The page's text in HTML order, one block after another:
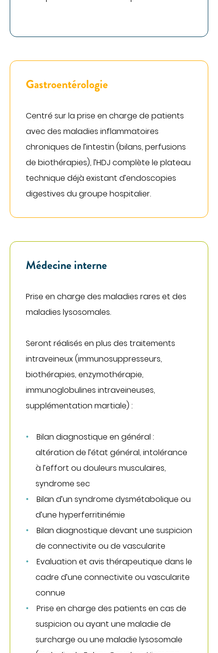
DÉCOUVREZ NOS CLASSEMENTS D'EXCELLENCE
Endométriose
Incontinence et prolapsus
Obésité
SOINS PAR ZONE DU CORPS
Appareil digestif
Appareil urinaire
Gynécologie
Os & articulations
Gastroentérologie
Centré sur la prise en charge de patients
avec des maladies inflammatoires
chroniques de l’intestin (bilans, perfusions
de biothérapies), l’HDJ complète le plateau
technique déjà existant d’endoscopies
digestives du groupe hospitalier.
Médecine interne
Prise en charge des maladies rares et des
maladies lysosomales.
Seront réalisés en plus des traitements
intraveineux (immunosuppresseurs,
biothérapies, enzymothérapie,
immunoglobulines intraveineuses,
supplémentation martiale) :
Bilan diagnostique en général :
altération de l’état général, intolérance
à l’effort ou douleurs musculaires,
syndrome sec
Bilan d’un syndrome dysmétabolique ou
d’une hyperferritinémie
Bilan diagnostique devant une suspicion
de connectivite ou de vascularite
Evaluation et avis thérapeutique dans le
cadre d’une connectivite ou vascularite
connue
Prise en charge des patients en cas de
suspicion ou ayant une maladie de
surcharge ou une maladie lysosomale